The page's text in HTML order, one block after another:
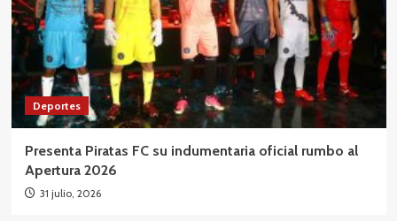
Deportes
Presenta Piratas FC su indumentaria oficial rumbo al
Apertura 2026
31 julio, 2026